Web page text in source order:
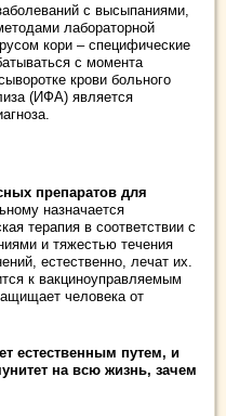
с высыпаниями,
лабораторной
кори – специфические
с момента
крови больного
(ИФА) является
препаратов для
назначается
терапия в соответствии с
и тяжестью течения
естественно, лечат их.
к вакциноуправляемым
человека от
естественным путем, и
на всю жизнь, зачем